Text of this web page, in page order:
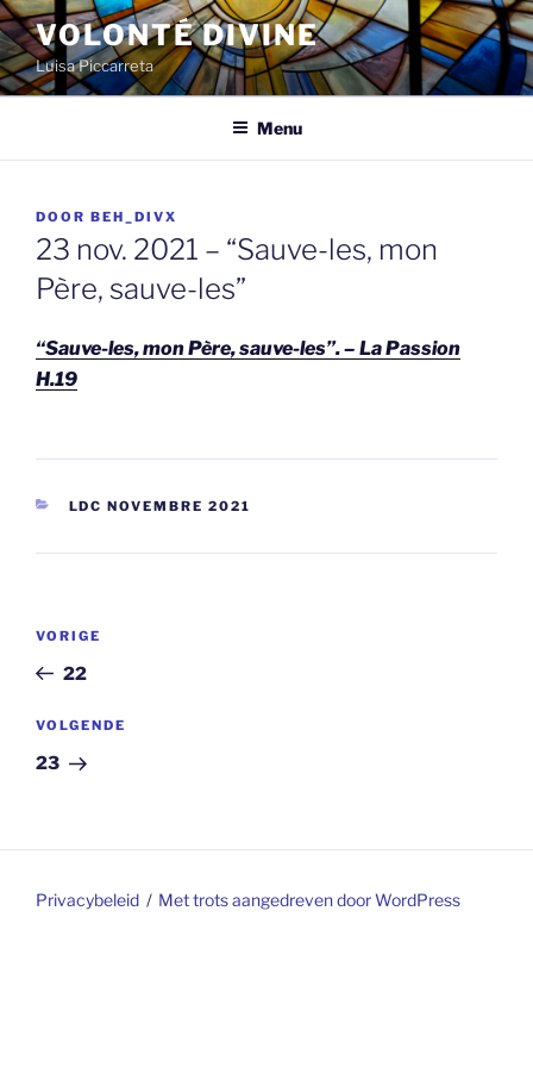
Spring
naar
de
inhoud
VOLONTÉ DIVINE
Luisa Piccarreta
Menu
GEPLAATST
OP
DOOR BEH_DIVX
23 nov. 2021 – “Sauve-les, mon
Père, sauve-les”
“Sauve-les, mon Père, sauve-les”. – La Passion
H.19
CATEGORIEËN
LDC NOVEMBRE 2021
Vorig
bericht
VORIGE
22
Volgend
bericht
VOLGENDE
23
Privacybeleid Met trots aangedreven door WordPress